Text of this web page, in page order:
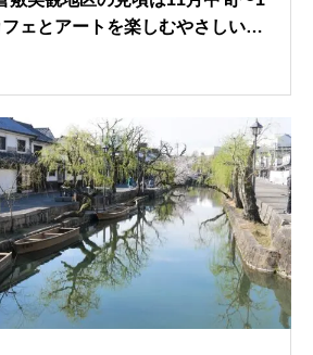
ェとアートを楽しむやさしい散